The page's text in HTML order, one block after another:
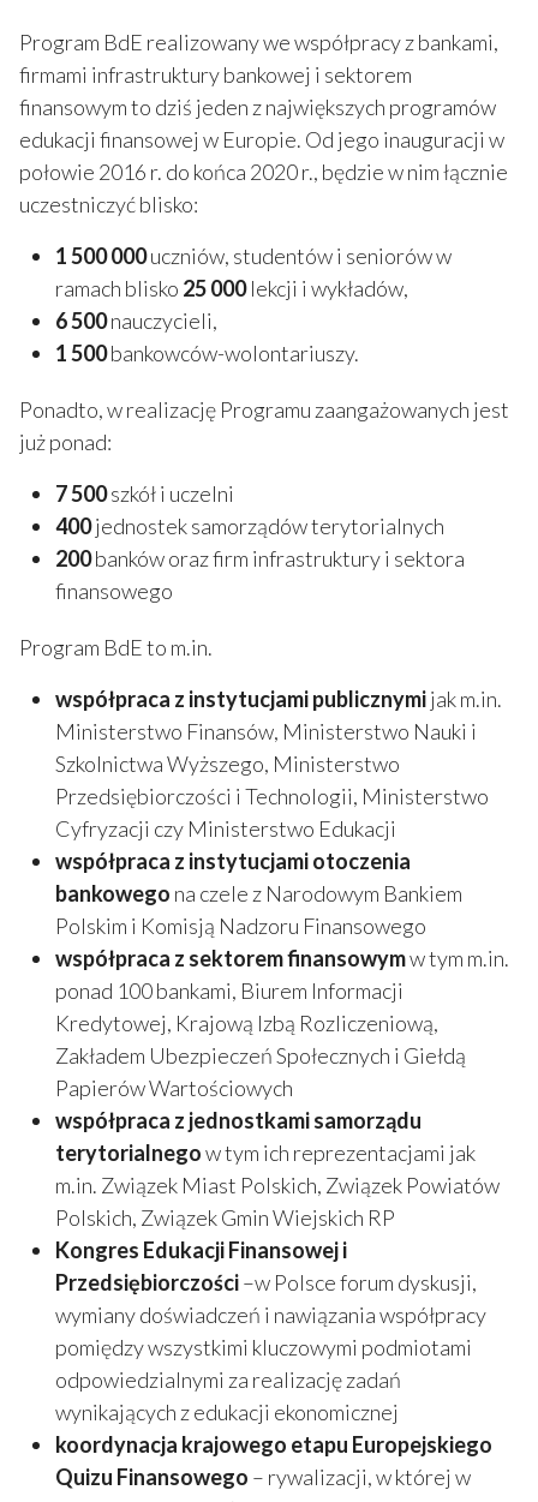
Program BdE realizowany we współpracy z bankami,
firmami infrastruktury bankowej i sektorem
finansowym to dziś jeden z największych programów
edukacji finansowej w Europie. Od jego inauguracji w
połowie 2016 r. do końca 2020 r., będzie w nim łącznie
uczestniczyć blisko:
1 500 000uczniów, studentów i seniorów w
ramach blisko 25 000lekcji i wykładów,
6 500nauczycieli,
1 500bankowców-wolontariuszy.
Ponadto, w realizację Programu zaangażowanych jest
już ponad:
7 500szkół i uczelni
400jednostek samorządów terytorialnych
200banków oraz firm infrastruktury i sektora
finansowego
Program BdE to m.in.
współpraca z instytucjami publicznymijak m.in.
Ministerstwo Finansów, Ministerstwo Nauki i
Szkolnictwa Wyższego, Ministerstwo
Przedsiębiorczości i Technologii, Ministerstwo
Cyfryzacji czy Ministerstwo Edukacji
współpraca z instytucjami otoczenia
bankowego na czele z Narodowym Bankiem
Polskim i Komisją Nadzoru Finansowego
współpraca z sektorem finansowymw tym m.in.
ponad 100 bankami, Biurem Informacji
Kredytowej, Krajową Izbą Rozliczeniową,
Zakładem Ubezpieczeń Społecznych i Giełdą
Papierów Wartościowych
współpraca z jednostkami samorządu
terytorialnegow tym ich reprezentacjami jak
m.in. Związek Miast Polskich, Związek Powiatów
Polskich, Związek Gmin Wiejskich RP
Kongres Edukacji Finansowej i
Przedsiębiorczości–w Polsce forum dyskusji,
wymiany doświadczeń i nawiązania współpracy
pomiędzy wszystkimi kluczowymi podmiotami
odpowiedzialnymi za realizację zadań
wynikających z edukacji ekonomicznej
koordynacja krajowego etapu Europejskiego
Quizu Finansowego – rywalizacji, w której w